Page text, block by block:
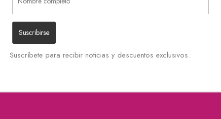
Suscríbete para recibir noticias y descuentos exclusivos.